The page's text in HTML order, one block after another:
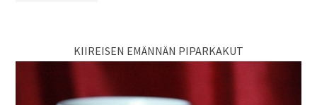
KIIREISEN EMÄNNÄN PIPARKAKUT